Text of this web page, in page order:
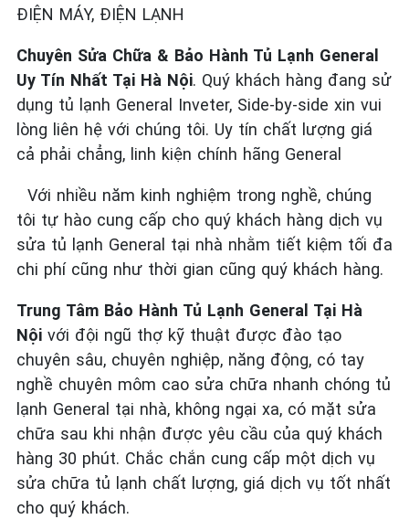
ĐIỆN MÁY, ĐIỆN LẠNH
Chuyên Sửa Chữa & Bảo Hành Tủ Lạnh General
Uy Tín Nhất Tại Hà Nội. Quý khách hàng đang sử
dụng tủ lạnh General Inveter, Side-by-side xin vui
lòng liên hệ với chúng tôi. Uy tín chất lượng giá
cả phải chẳng, linh kiện chính hãng General
Với nhiều năm kinh nghiệm trong nghề, chúng
tôi tự hào cung cấp cho quý khách hàng dịch vụ
sửa tủ lạnh General tại nhà nhằm tiết kiệm tối đa
chi phí cũng như thời gian cũng quý khách hàng.
Trung Tâm Bảo Hành Tủ Lạnh General Tại Hà
Nội với đội ngũ thợ kỹ thuật được đào tạo
chuyên sâu, chuyên nghiệp, năng động, có tay
nghề chuyên môm cao sửa chữa nhanh chóng tủ
lạnh General tại nhà, không ngại xa, có mặt sửa
chữa sau khi nhận được yêu cầu của quý khách
hàng 30 phút. Chắc chắn cung cấp một dịch vụ
sửa chữa tủ lạnh chất lượng, giá dịch vụ tốt nhất
cho quý khách.